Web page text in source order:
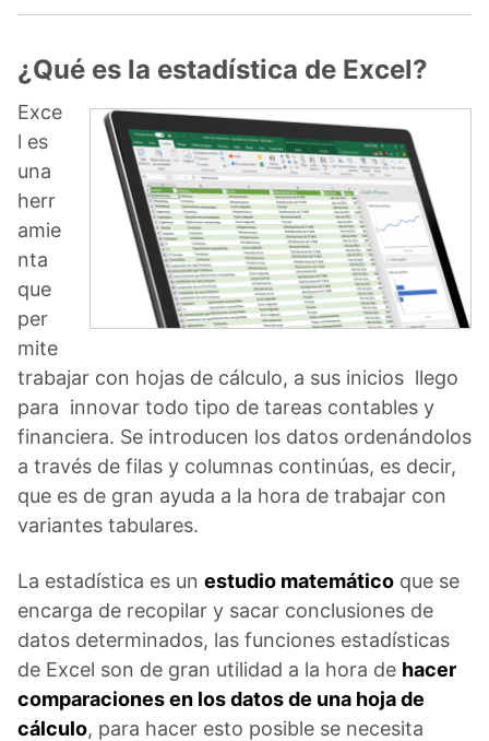
¿Qué es la estadística de Excel?
Exce
l es
una
herr
amie
nta
que
per
mite
trabajar con hojas de cálculo, a sus inicios llego
para innovar todo tipo de tareas contables y
financiera. Se introducen los datos ordenándolos
a través de filas y columnas continúas, es decir,
que es de gran ayuda a la hora de trabajar con
variantes tabulares.
La estadística es un estudio matemático que se
encarga de recopilar y sacar conclusiones de
datos determinados, las funciones estadísticas
de Excel son de gran utilidad a la hora de hacer
comparaciones en los datos de una hoja de
cálculo, para hacer esto posible se necesita